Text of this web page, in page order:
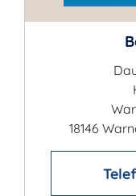
18146